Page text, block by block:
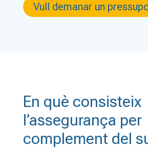
Vull demanar un
En què consisteix
l’assegurança per
complement del